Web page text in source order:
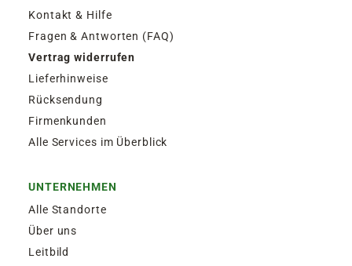
Kontakt & Hilfe
Fragen & Antworten (FAQ)
Vertrag widerrufen
Lieferhinweise
Rücksendung
Firmenkunden
Alle Services im Überblick
UNTERNEHMEN
Alle Standorte
Über uns
Leitbild